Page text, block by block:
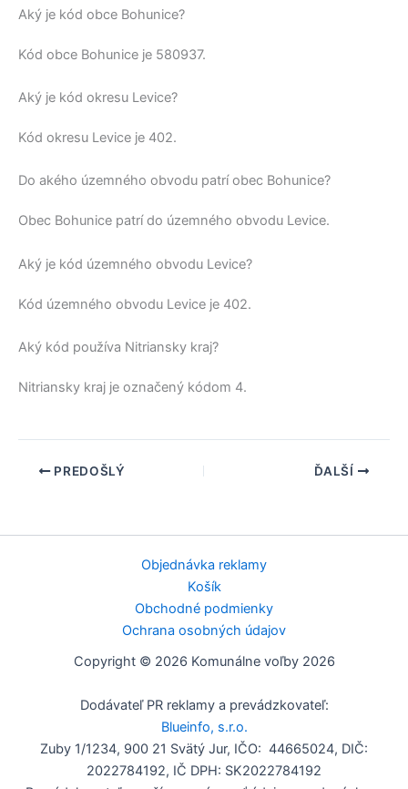
Aký je kód obce Bohunice?
Kód obce Bohunice je 580937.
Aký je kód okresu Levice?
Kód okresu Levice je 402.
Do akého územného obvodu patrí obec Bohunice?
Obec Bohunice patrí do územného obvodu Levice.
Aký je kód územného obvodu Levice?
Kód územného obvodu Levice je 402.
Aký kód používa Nitriansky kraj?
Nitriansky kraj je označený kódom 4.
PREDOŠLÝ ĎALŠÍ
Objednávka reklamy
Košík
Obchodné podmienky
Ochrana osobných údajov
Copyright © 2026 Komunálne voľby 2026
Dodávateľ PR reklamy a prevádzkovateľ:
Blueinfo, s.r.o.
Zuby 1/1234, 900 21 Svätý Jur, IČO: 44665024, DIČ:
2022784192, IČ DPH: SK2022784192